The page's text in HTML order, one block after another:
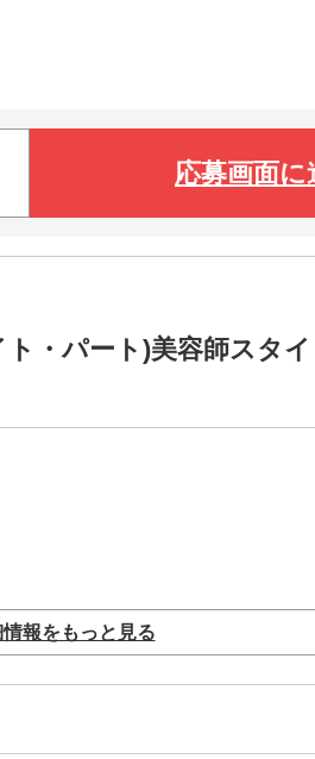
応募画面に
・パート)美容師スタイ
報をもっと見る